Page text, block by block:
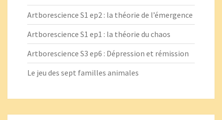
Artborescience S1 ep2 : la théorie de l’émergence
Artborescience S1 ep1 : la théorie du chaos
Artborescience S3 ep6 : Dépression et rémission
Le jeu des sept familles animales